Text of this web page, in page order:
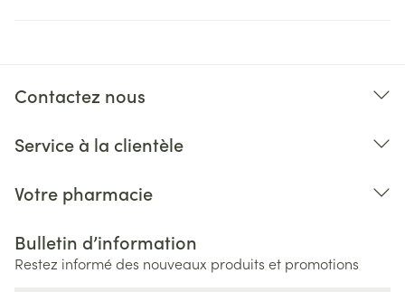
Contactez nous
Service à la clientèle
Votre pharmacie
Bulletin d’information
Restez informé des nouveaux produits et promotions